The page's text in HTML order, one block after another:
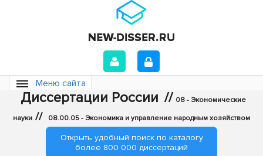
Меню сайта
Диссертации России // 08 - Экономические
науки // 08.00.05 - Экономика и управление народным хозяйством
Открыть удобный поиск по каталогу
более 800 000 диссертаций